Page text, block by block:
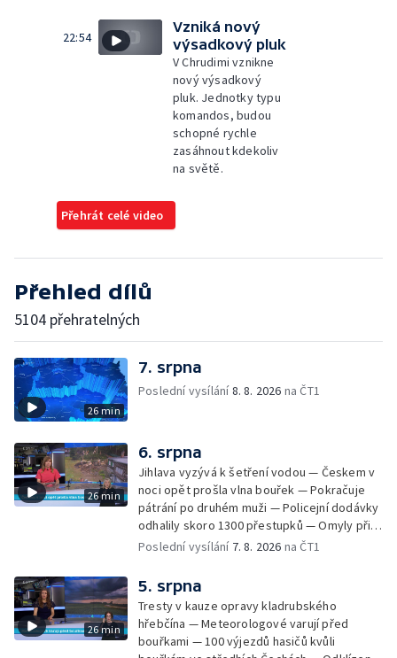
22:54
Vzniká nový
výsadkový pluk
V Chrudimi vznikne
nový výsadkový
pluk. Jednotky typu
komandos, budou
schopné rychle
zasáhnout kdekoliv
na světě.
Přehrát celé video
Přehled dílů
5104 přehratelných
26 min
7. srpna
Poslední vysílání8. 8. 2026 na ČT1
26 min
6. srpna
Jihlava vyzývá k šetření vodou — Českem v
noci opět prošla vlna bouřek — Pokračuje
pátrání po druhém muži — Policejní dodávky
odhalily skoro 1300 přestupků — Omyly při
nouzovém volání o pomoc — Hradec Králové
rekord v hromadném seskoku parašutistů —
Chovné rybníky na Českolipsku pustoší
vydry — Instalace nové sochy v Mariánských
Lázních — Sedmiletý trest za dotační
podvod s projektem Technologického parku
Poslední vysílání 7. 8. 2026 na ČT1
26 min
5. srpna
Tresty v kauze opravy kladrubského
hřebčína — Meteorologové varují před
bouřkami — 100 výjezdů hasičů kvůli